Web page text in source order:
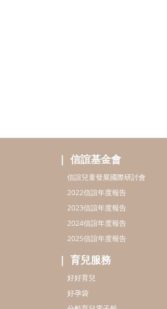
信誼基金會
信誼兒童發展國際研討會
2022信誼年度報告
2023信誼年度報告
2024信誼年度報告
2025信誼年度報告
育兒服務
好好育兒
好孕袋